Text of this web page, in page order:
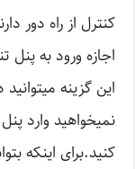
کنترل از راه دور
اجازه ورود به
این گزینه
نمیخواهید وارد
کنید.برای اینکه